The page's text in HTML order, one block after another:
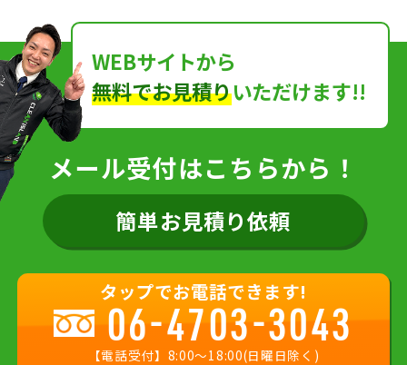
WEBサイトから
無料でお見積りいただけます!!
メール受付はこちらから！
簡単お見積り依頼
タップでお電話できます!
06-4703-3043
【電話受付】8:00〜18:00(日曜日除く)